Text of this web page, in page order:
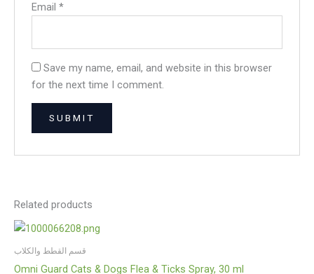
Email*
Save my name, email, and website in this browser
for the next time I comment.
Related products
قسم القطط والكلاب
Omni Guard Cats & Dogs Flea & Ticks Spray, 30 ml